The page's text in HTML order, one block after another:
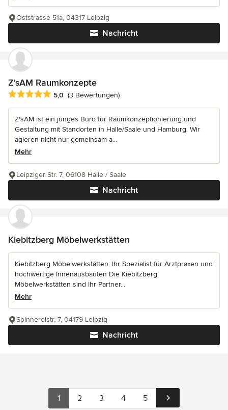
Nachricht
Oststrasse 51a, 04317 Leipzig
Z'sAM Raumkonzepte
Durchschnittliche Bewertung: 5 von 5 Sternen
5,0 (3 Bewertungen)
Z'sAM ist ein junges Büro für Raumkonzeptionierung und
Gestaltung mit Standorten in Halle/Saale und Hamburg. Wir
agieren nicht nur gemeinsam a...
Mehr
Nachricht
Leipziger Str. 7, 06108 Halle / Saale
Kiebitzberg Möbelwerkstätten
Kiebitzberg Möbelwerkstätten: Ihr Spezialist für Arztpraxen und
hochwertige Innenausbauten Die Kiebitzberg
Möbelwerkstätten sind Ihr Partner...
Mehr
Nachricht
Spinnereistr. 7, 04179 Leipzig
1 2 3 4 5